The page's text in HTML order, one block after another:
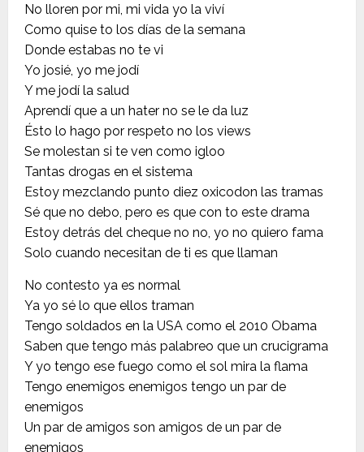
No lloren por mi, mi vida yo la viví
Como quise to los días de la semana
Donde estabas no te vi
Yo josié, yo me jodí
Y me jodí la salud
Aprendí que a un hater no se le da luz
Ésto lo hago por respeto no los views
Se molestan si te ven como igloo
Tantas drogas en el sistema
Estoy mezclando punto diez oxicodon las tramas
Sé que no debo, pero es que con to este drama
Estoy detrás del cheque no no, yo no quiero fama
Solo cuando necesitan de ti es que llaman
No contesto ya es normal
Ya yo sé lo que ellos traman
Tengo soldados en la USA como el 2010 Obama
Saben que tengo más palabreo que un crucigrama
Y yo tengo ese fuego como el sol mira la flama
Tengo enemigos enemigos tengo un par de
enemigos
Un par de amigos son amigos de un par de
enemigos